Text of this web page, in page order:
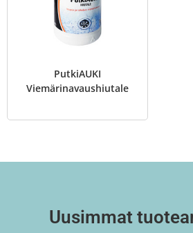
PutkiAUKI
Viemärinavaushiutale
Uusimmat